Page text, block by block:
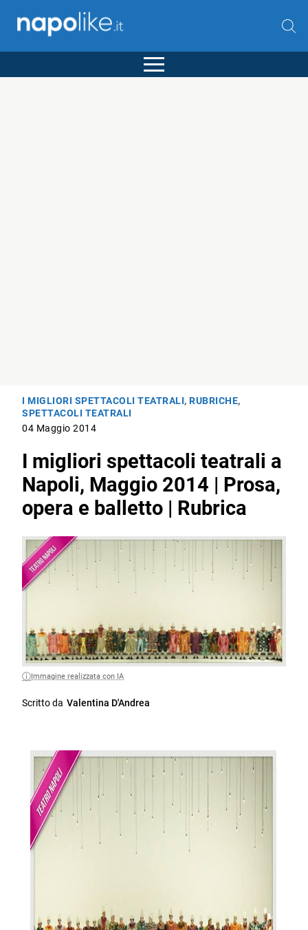
I MIGLIORI SPETTACOLI TEATRALI,RUBRICHE,
SPETTACOLI TEATRALI
04 Maggio 2014
I migliori spettacoli teatrali a
Napoli, Maggio 2014 | Prosa,
opera e balletto | Rubrica
Immagine realizzata con IA
Scritto da Valentina D'Andrea